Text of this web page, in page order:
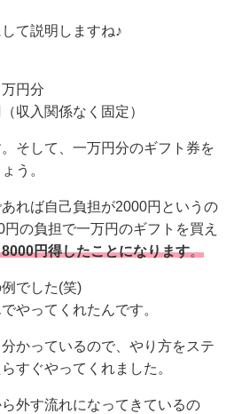
て説明しますね♪
円分
収入関係なく固定）
そして、一万円分のギフト券を
う。
れば自己負担が2000円というの
の負担で一万円のギフトを買え
円得したことになります。
でした(笑)
やってくれたんです。
かっているので、やり方をステ
すぐやってくれました。
外す流れになってきているの